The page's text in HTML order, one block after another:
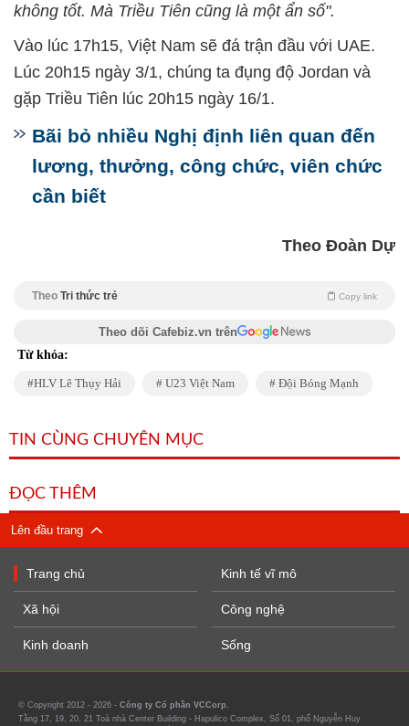
không tốt. Mà Triều Tiên cũng là một ẩn số".
Vào lúc 17h15, Việt Nam sẽ đá trận đầu với UAE.
Lúc 20h15 ngày 3/1, chúng ta đụng độ Jordan và
gặp Triều Tiên lúc 20h15 ngày 16/1.
Bãi bỏ nhiều Nghị định liên quan đến
lương, thưởng, công chức, viên chức
cần biết
Theo Đoàn Dự
Theo Tri thức trẻ Copy link
Theo dõi Cafebiz.vn trên
Từ khóa:
HLV Lê Thụy Hải U23 Việt Nam Đội Bóng Mạnh
TIN CÙNG CHUYÊN MỤC
ĐỌC THÊM
Lên đầu trang
Trang chủ
Xã hội
Kinh doanh
Kinh tế vĩ mô
Công nghệ
Sống
© Copyright 2012 - 2026 - Công ty Cổ phần VCCorp.
Tầng 17, 19, 20, 21 Toà nhà Center Building - Hapulico Complex, Số 01, phố Nguyễn Huy